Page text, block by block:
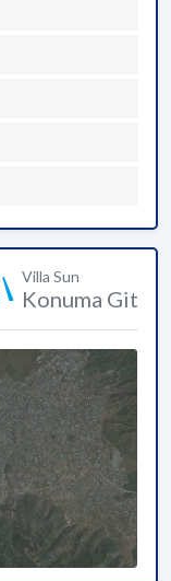
Villa Sun
Konuma Git